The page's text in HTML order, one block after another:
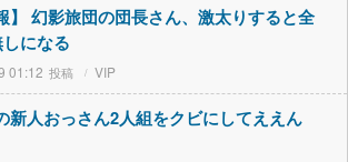
】 幻影旅団の団長さん、激太りすると全
になる
01:12 VIP
新人おっさん2人組をクビにしてええん